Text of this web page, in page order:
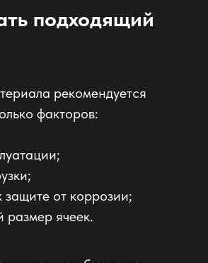
подходящий
рекомендуется
факторов:
защите от коррозии;
ячеек.